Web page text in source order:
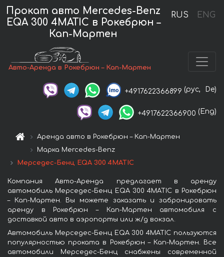
RUS ENG
Прокат авто Mercedes-Benz
EQA 300 4MATIC в Рокебрюн –
Кап-Мартен
Авто-Аренда в Рокебрюн – Кап-Мартен
+4917622366899 (рус, De)
+4917622366900 (Eng)
Аренда авто в Рокебрюн – Кап-Мартен
Марка Mercedes-Benz
Мерседес-Бенц EQA 300 4MATIC
Компания Авто-Аренда предлагает в аренду
автомобиль Мерседес-Бенц EQA 300 4MATIC в Рокебрюн
– Кап-Мартен. Вы можете заказать и забронировать
аренду в Рокебрюн – Кап-Мартен автомобиля с
доставкой авто в аэропорты или ж/д вокзал.
Автомобиль Мерседес-Бенц EQA 300 4MATIC пользуются
популярностью проката в Рокебрюн – Кап-Мартен. Все
автомобили Мерседес-Бенц снабжены современной